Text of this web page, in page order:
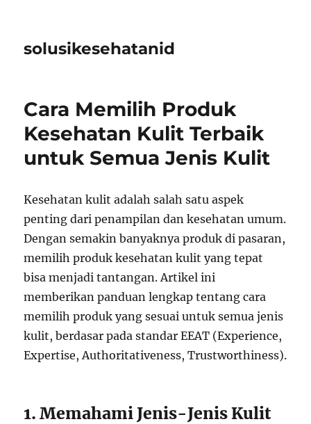
solusikesehatanid
Cara Memilih Produk
Kesehatan Kulit Terbaik
untuk Semua Jenis Kulit
Kesehatan kulit adalah salah satu aspek
penting dari penampilan dan kesehatan umum.
Dengan semakin banyaknya produk di pasaran,
memilih produk kesehatan kulit yang tepat
bisa menjadi tantangan. Artikel ini
memberikan panduan lengkap tentang cara
memilih produk yang sesuai untuk semua jenis
kulit, berdasar pada standar EEAT (Experience,
Expertise, Authoritativeness, Trustworthiness).
1. Memahami Jenis-Jenis Kulit